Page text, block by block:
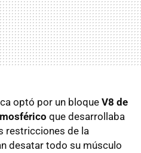
optó por un bloque V8 de
que desarrollaba
restricciones de la
desatar todo su músculo